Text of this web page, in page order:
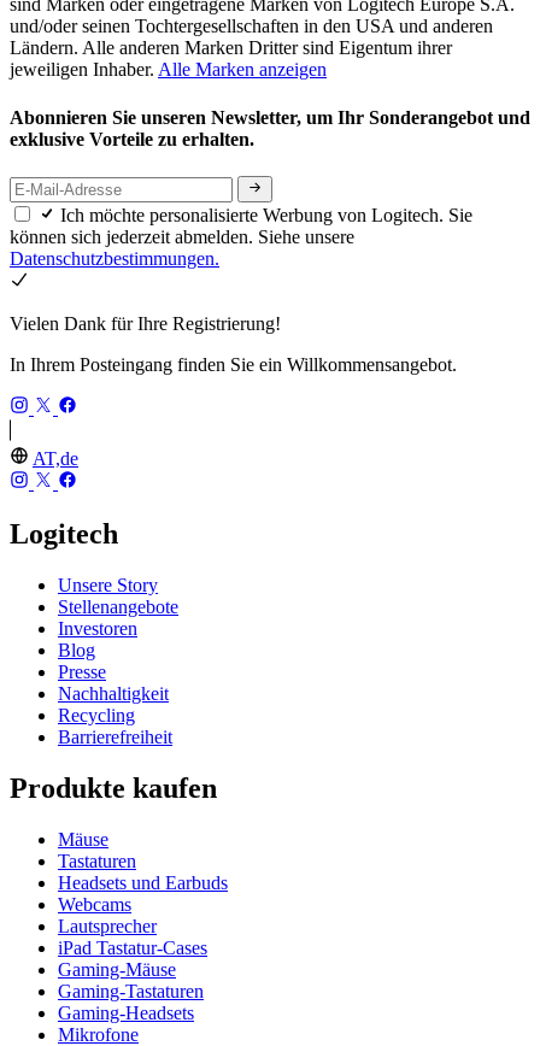
sind Marken oder eingetragene Marken von Logitech Europe S.A.
und/oder seinen Tochtergesellschaften in den USA und anderen
Ländern. Alle anderen Marken Dritter sind Eigentum ihrer
jeweiligen Inhaber. Alle Marken anzeigen
Abonnieren Sie unseren Newsletter, um Ihr Sonderangebot und
exklusive Vorteile zu erhalten.
Ich möchte personalisierte Werbung von Logitech. Sie
können sich jederzeit abmelden. Siehe unsere
Datenschutzbestimmungen.
Vielen Dank für Ihre Registrierung!
In Ihrem Posteingang finden Sie ein Willkommensangebot.
AT,de
Logitech
Unsere Story
Stellenangebote
Investoren
Blog
Presse
Nachhaltigkeit
Recycling
Barrierefreiheit
Produkte kaufen
Mäuse
Tastaturen
Headsets und Earbuds
Webcams
Lautsprecher
iPad Tastatur-Cases
Gaming-Mäuse
Gaming-Tastaturen
Gaming-Headsets
Mikrofone